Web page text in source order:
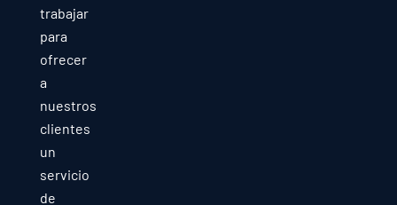
trabajar
para
ofrecer
a
nuestros
clientes
un
servicio
de